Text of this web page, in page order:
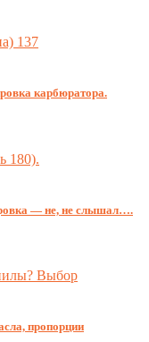
карбюратора.
— не, не слышал….
пропорции